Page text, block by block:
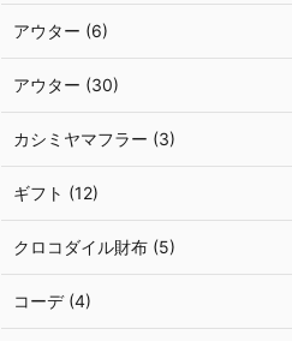
アウター (6)
アウター (30)
カシミヤマフラー (3)
ギフト (12)
クロコダイル財布 (5)
コーデ (4)